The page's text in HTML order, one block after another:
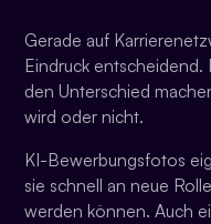
Gerade auf
Eindruck entscheidend.
den Unterschied
wird oder nicht.
KI-Bewerbungsfotos
sie schnell an neue
werden können. Auch